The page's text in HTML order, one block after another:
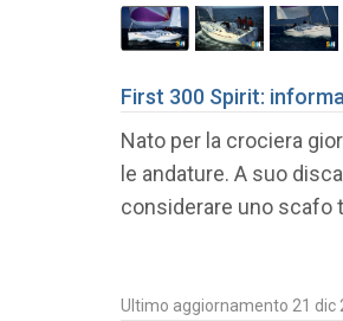
First 300 Spirit:
Nato per la crociera
le andature. A suo
considerare uno scafo
Ultimo aggiornamento 21 dic